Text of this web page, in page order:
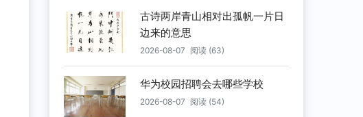
古诗两岸青山相对出孤帆一片日
边来的意思
2026-08-07 阅读 (63)
华为校园招聘会去哪些学校
2026-08-07 阅读 (54)